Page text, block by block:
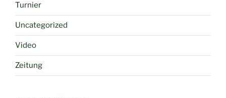
Turnier
Uncategorized
Video
Zeitung